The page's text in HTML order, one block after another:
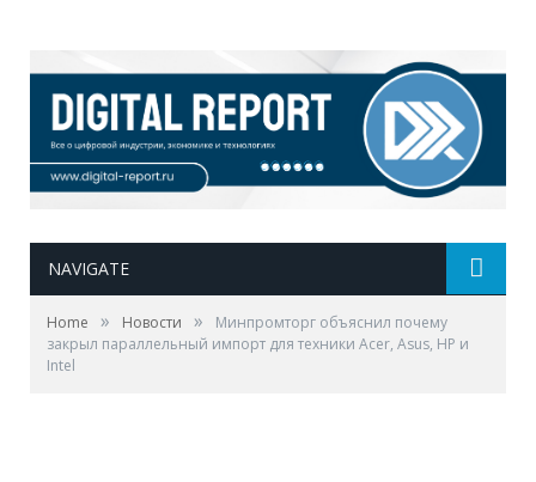
NAVIGATE
Home » Новости »
Минпромторг объяснил почему
закрыл параллельный импорт для техники Acer, Asus, HP и
Intel